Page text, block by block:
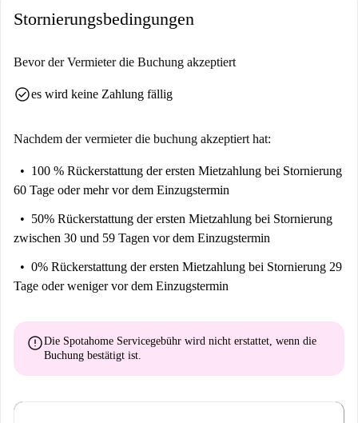
Stornierungsbedingungen
Bevor der Vermieter die Buchung akzeptiert
check_circlees wird keine Zahlung fällig
Nachdem der vermieter die buchung akzeptiert hat:
100 % Rückerstattung der ersten Mietzahlung bei Stornierung
60 Tage oder mehr vor dem Einzugstermin
50% Rückerstattung der ersten Mietzahlung bei Stornierung
zwischen 30 und 59 Tagen vor dem Einzugstermin
0% Rückerstattung der ersten Mietzahlung bei Stornierung 29
Tage oder weniger vor dem Einzugstermin
errorDie Spotahome Servicegebühr wird nicht erstattet, wenn die
Buchung bestätigt ist.